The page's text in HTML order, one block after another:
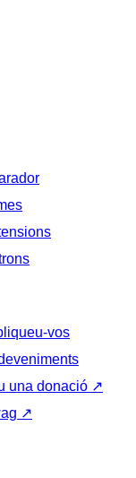
vos
una donació ↗
↗